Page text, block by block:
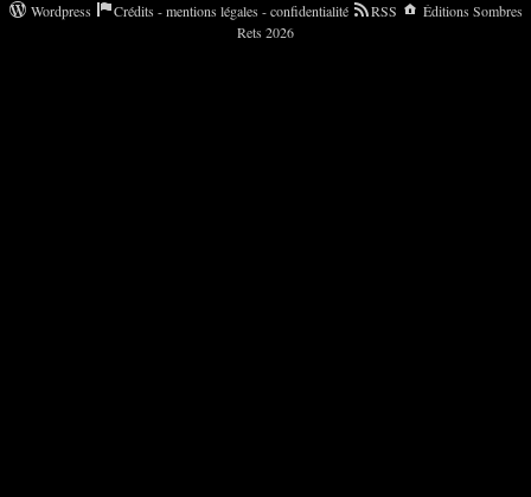
Wordpress Crédits - mentions légales - confidentialité RSS
Éditions Sombres
Rets 2026